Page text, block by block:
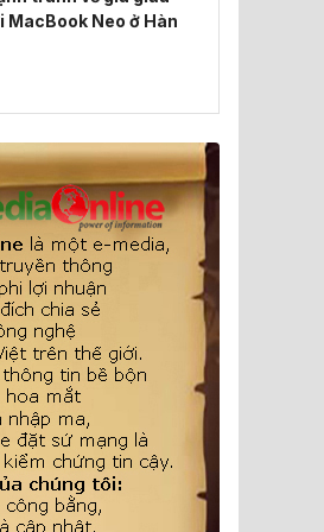
MacBook Neo ở Hàn